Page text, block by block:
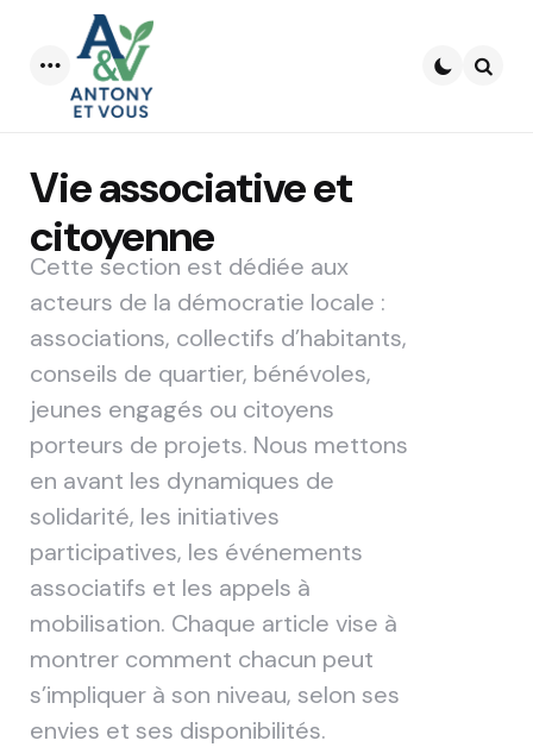
Menu
Vie associative et
citoyenne
Cette section est dédiée aux
acteurs de la démocratie locale :
associations, collectifs d’habitants,
conseils de quartier, bénévoles,
jeunes engagés ou citoyens
porteurs de projets. Nous mettons
en avant les dynamiques de
solidarité, les initiatives
participatives, les événements
associatifs et les appels à
mobilisation. Chaque article vise à
montrer comment chacun peut
s’impliquer à son niveau, selon ses
envies et ses disponibilités.